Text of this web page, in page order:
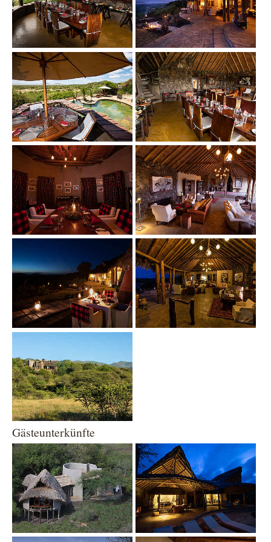
Show larger version Show larger version
Show larger version Show larger version
Show larger version
Gästeunterkünfte
Show larger version Show larger version